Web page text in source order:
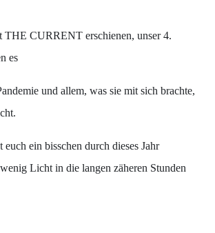
THE CURRENT erschienen, unser 4.
es
und allem, was sie mit sich brachte,
euch ein bisschen durch dieses Jahr
Licht in die langen zäheren Stunden